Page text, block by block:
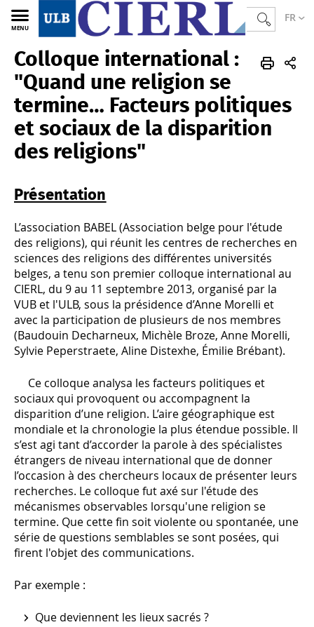
FR
MENU
CIERL FR Actualités Archives 2013
Colloque international :
"Quand une religion se
termine… Facteurs politiques
et sociaux de la disparition
des religions"
Présentation
L’association BABEL (Association belge pour l'étude
des religions), qui réunit les centres de recherches en
sciences des religions des différentes universités
belges, a tenu son premier colloque international au
CIERL, du 9 au 11 septembre 2013, organisé par la
VUB et l'ULB, sous la présidence d’Anne Morelli et
avec la participation de plusieurs de nos membres
(Baudouin Decharneux, Michèle Broze, Anne Morelli,
Sylvie Peperstraete, Aline Distexhe, Émilie Brébant).
Ce colloque analysa les facteurs politiques et
sociaux qui provoquent ou accompagnent la
disparition d’une religion. L’aire géographique est
mondiale et la chronologie la plus étendue possible. Il
s’est agi tant d’accorder la parole à des spécialistes
étrangers de niveau international que de donner
l’occasion à des chercheurs locaux de présenter leurs
recherches. Le colloque fut axé sur l'étude des
mécanismes observables lorsqu'une religion se
termine. Que cette fin soit violente ou spontanée, une
série de questions semblables se sont posées, qui
firent l'objet des communications.
Par exemple :
Que deviennent les lieux sacrés ?